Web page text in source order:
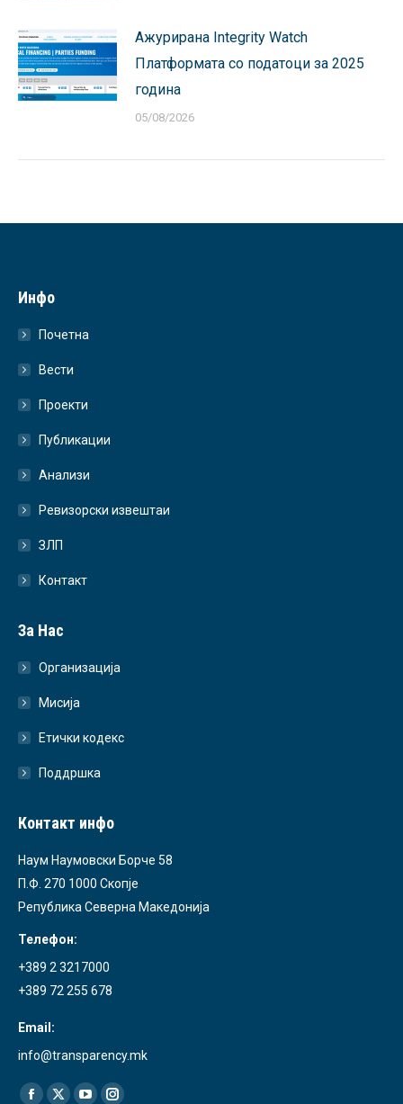
Ажурирана Integrity Watch
Платформата со податоци за 2025
година
05/08/2026
Инфо
Почетна
Вести
Проекти
Публикации
Анализи
Ревизорски извештаи
ЗЛП
Контакт
За Нас
Организација
Мисија
Етички кодекс
Поддршка
Контакт инфо
Наум Наумовски Борче 58
П.Ф. 270 1000 Скопје
Република Северна Македонија
Телефон:
+389 2 3217000
+389 72 255 678
Email:
info@transparency.mk
Find us on: